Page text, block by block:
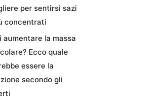
per sentirsi sazi
concentrati
aumentare la massa
Ecco quale
essere la
secondo gli